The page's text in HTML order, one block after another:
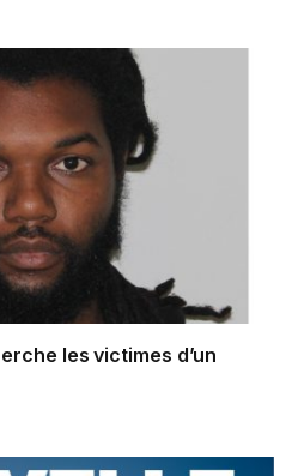
les victimes d’un